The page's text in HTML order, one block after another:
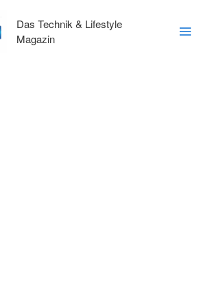
Das Technik & Lifestyle
Magazin